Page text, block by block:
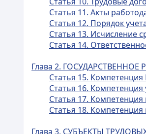
Статья 11. Акты
Статья 12. Порядок
Статья 13. Исчисление
Статья 14.
Глава 2.
Статья 15.
Статья 16.
Статья 17.
Статья 18.
Глава 3. СУБЪЕКТЫ